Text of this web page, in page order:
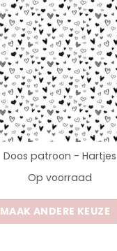
Doos patroon - Hartjes
Op voorraad
MAAK ANDERE KEUZE